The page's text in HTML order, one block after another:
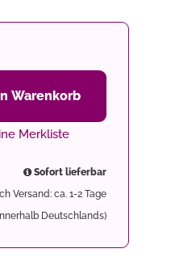
Warenkorb
Merkliste
Sofort lieferbar
Versand: ca. 1-2 Tage
Deutschlands)